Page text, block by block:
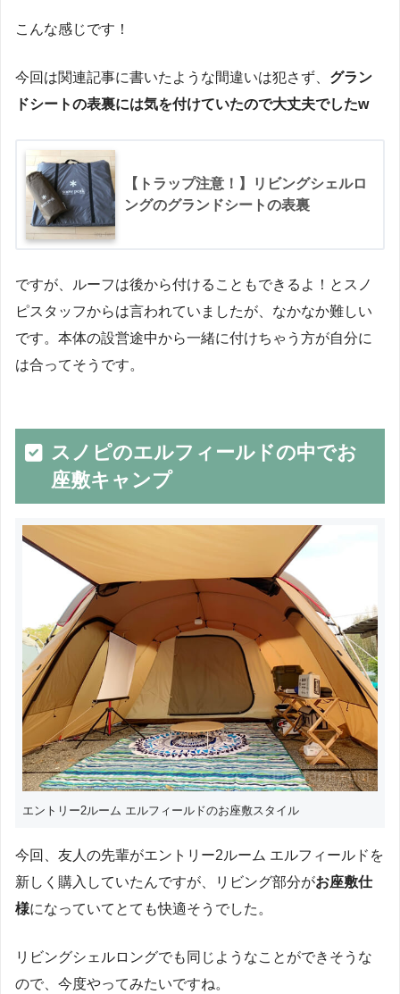
こんな感じです！
今回は関連記事に書いたような間違いは犯さず、 グラン
ドシートの表裏には気を付けていたので大丈夫でしたw
【トラップ注意！】リビングシェルロ
ングのグランドシートの表裏
ですが、ルーフは後から付けることもできるよ！とスノ
ピスタッフからは言われていましたが、なかなか難しい
です。本体の設営途中から一緒に付けちゃう方が自分に
は合ってそうです。
スノピのエルフィールドの中でお
座敷キャンプ
エントリー2ルーム エルフィールドのお座敷スタイル
今回、友人の先輩がエントリー2ルーム エルフィールドを
新しく購入していたんですが、リビング部分がお座敷仕
様になっていてとても快適そうでした。
リビングシェルロングでも同じようなことができそうな
ので、今度やってみたいですね。